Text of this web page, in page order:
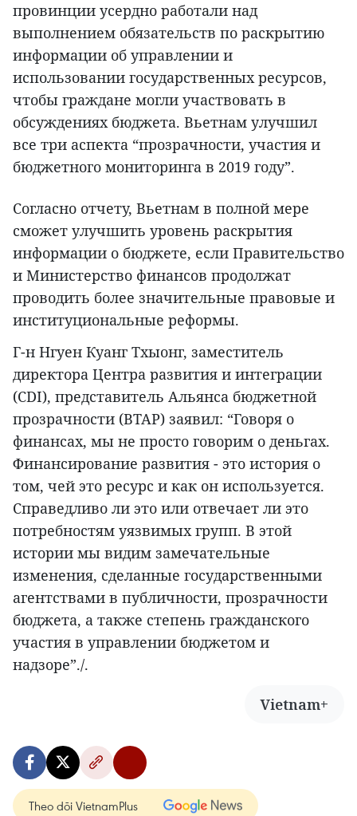
провинции усердно работали над
выполнением обязательств по раскрытию
информации об управлении и
использовании государственных ресурсов,
чтобы граждане могли участвовать в
обсуждениях бюджета. Вьетнам улучшил
все три аспекта “прозрачности, участия и
бюджетного мониторинга в 2019 году”.
Согласно отчету, Вьетнам в полной мере
сможет улучшить уровень раскрытия
информации о бюджете, если Правительство
и Министерство финансов продолжат
проводить более значительные правовые и
институциональные реформы.
Г-н Нгуен Куанг Тхыонг, заместитель
директора Центра развития и интеграции
(CDI), представитель Альянса бюджетной
прозрачности (BTAP) заявил: “Говоря о
финансах, мы не просто говорим о деньгах.
Финансирование развития - это история о
том, чей это ресурс и как он используется.
Справедливо ли это или отвечает ли это
потребностям уязвимых групп. В этой
истории мы видим замечательные
изменения, сделанные государственными
агентствами в публичности, прозрачности
бюджета, а также степень гражданского
участия в управлении бюджетом и
надзоре”./.
Vietnam+
Theo dõi VietnamPlus